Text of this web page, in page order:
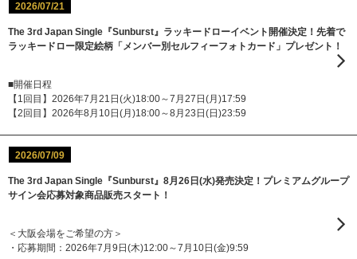
2026/07/21
The 3rd Japan Single『Sunburst』ラッキードローイベント開催決定！先着で
ラッキードロー限定絵柄「メンバー別セルフィーフォトカード」プレゼント！
■開催日程
【1回目】2026年7月21日(火)18:00～7月27日(月)17:59
【2回目】2026年8月10日(月)18:00～8月23日(日)23:59
2026/07/09
The 3rd Japan Single『Sunburst』8月26日(水)発売決定！プレミアムグループ
サイン会応募対象商品販売スタート！
＜大阪会場をご希望の方＞
・応募期間：2026年7月9日(木)12:00～7月10日(金)9:59